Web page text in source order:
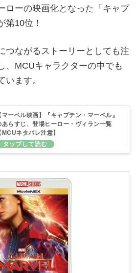
ローの映画化となった「キャプ
第10位！
つながるストーリーとしても注
、MCUキャラクターの中でも
います。
マーベル映画】『キャプテン・マーベル』
あらすじ、登場ヒーロー・ヴィラン一覧
MCUネタバレ注意】